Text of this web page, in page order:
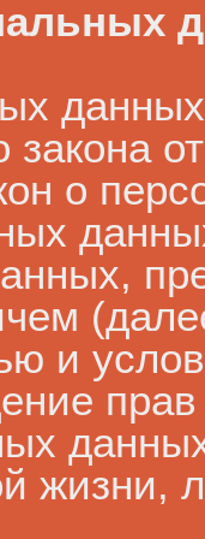
закона
о
и
жизни,